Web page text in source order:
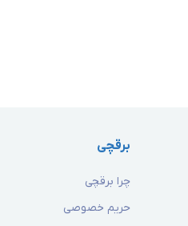
برقچی
چرا برقچی
حریم خصوصی